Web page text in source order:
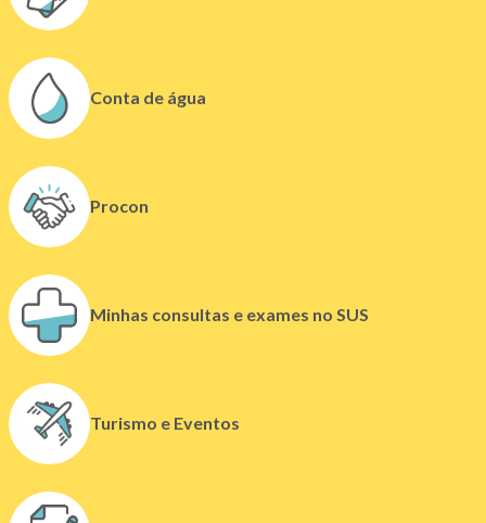
o
v
a
n
a
)
Conta de água
Procon
Minhas consultas e exames no SUS
Turismo e Eventos
(
l